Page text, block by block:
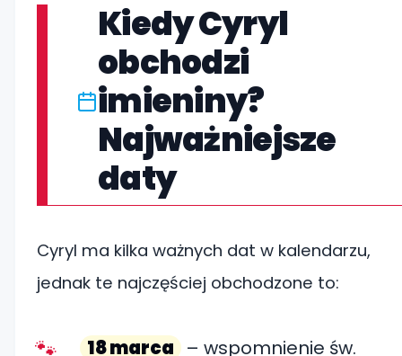
Kiedy Cyryl
obchodzi
imieniny?
Najważniejsze
daty
Cyryl ma kilka ważnych dat w kalendarzu,
jednak te najczęściej obchodzone to:
18 marca – wspomnienie św.